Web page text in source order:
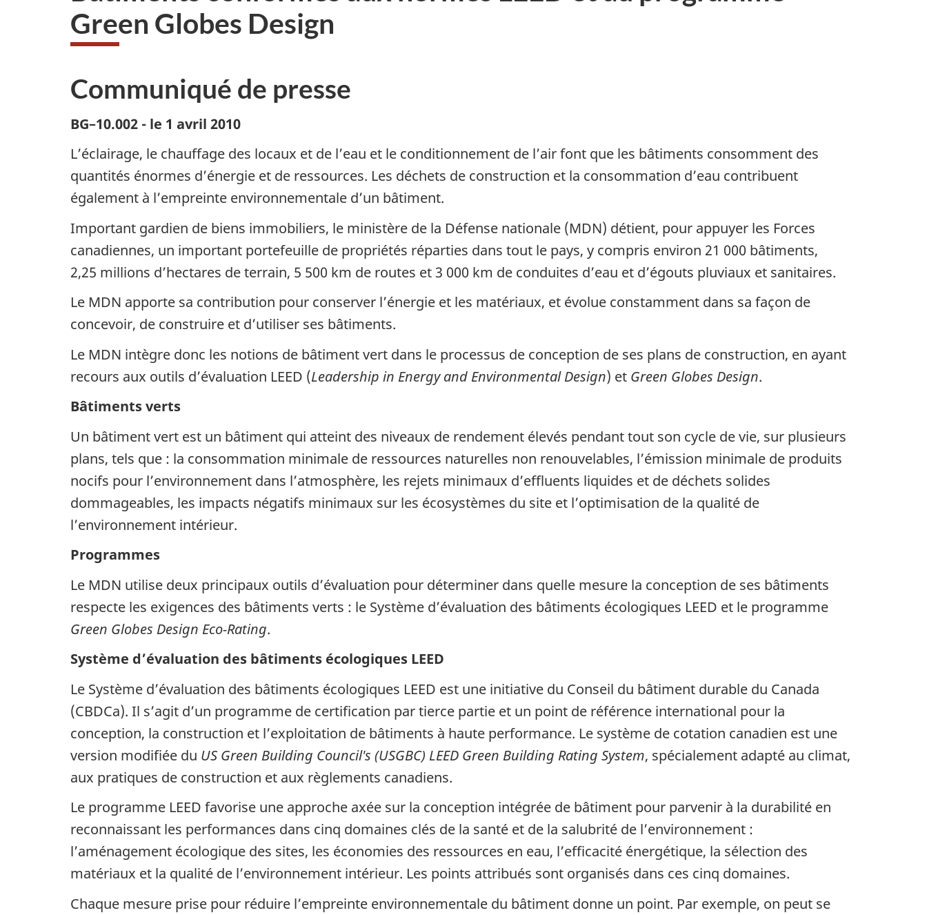
Green Globes Design
Communiqué de presse
BG–10.002 - le 1 avril 2010
L’éclairage, le chauffage des locaux et de l’eau et le conditionnement de l’air font que les bâtiments consomment des
quantités énormes d’énergie et de ressources. Les déchets de construction et la consommation d’eau contribuent
également à l’empreinte environnementale d’un bâtiment.
Important gardien de biens immobiliers, le ministère de la Défense nationale (MDN) détient, pour appuyer les Forces
canadiennes, un important portefeuille de propriétés réparties dans tout le pays, y compris environ 21 000 bâtiments,
2,25 millions d’hectares de terrain, 5 500 km de routes et 3 000 km de conduites d’eau et d’égouts pluviaux et sanitaires.
Le MDN apporte sa contribution pour conserver l’énergie et les matériaux, et évolue constamment dans sa façon de
concevoir, de construire et d’utiliser ses bâtiments.
Le MDN intègre donc les notions de bâtiment vert dans le processus de conception de ses plans de construction, en ayant
recours aux outils d’évaluation LEED (Leadership in Energy and Environmental Design) et Green Globes Design.
Bâtiments verts
Un bâtiment vert est un bâtiment qui atteint des niveaux de rendement élevés pendant tout son cycle de vie, sur plusieurs
plans, tels que : la consommation minimale de ressources naturelles non renouvelables, l’émission minimale de produits
nocifs pour l’environnement dans l’atmosphère, les rejets minimaux d’effluents liquides et de déchets solides
dommageables, les impacts négatifs minimaux sur les écosystèmes du site et l’optimisation de la qualité de
l’environnement intérieur.
Programmes
Le MDN utilise deux principaux outils d’évaluation pour déterminer dans quelle mesure la conception de ses bâtiments
respecte les exigences des bâtiments verts : le Système d’évaluation des bâtiments écologiques LEED et le programme
Green Globes Design Eco-Rating.
Système d’évaluation des bâtiments écologiques LEED
Le Système d’évaluation des bâtiments écologiques LEED est une initiative du Conseil du bâtiment durable du Canada
(CBDCa). Il s’agit d’un programme de certification par tierce partie et un point de référence international pour la
conception, la construction et l’exploitation de bâtiments à haute performance. Le système de cotation canadien est une
version modifiée du US Green Building Council's (USGBC) LEED Green Building Rating System, spécialement adapté au climat,
aux pratiques de construction et aux règlements canadiens.
Le programme LEED favorise une approche axée sur la conception intégrée de bâtiment pour parvenir à la durabilité en
reconnaissant les performances dans cinq domaines clés de la santé et de la salubrité de l’environnement :
l’aménagement écologique des sites, les économies des ressources en eau, l’efficacité énergétique, la sélection des
matériaux et la qualité de l’environnement intérieur. Les points attribués sont organisés dans ces cinq domaines.
Chaque mesure prise pour réduire l’empreinte environnementale du bâtiment donne un point. Par exemple, on peut se